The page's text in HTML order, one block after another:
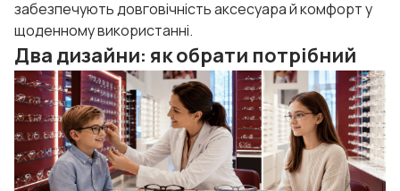
забезпечують довговічність аксесуара й комфорт у
щоденному використанні.
Два дизайни: як обрати потрібний